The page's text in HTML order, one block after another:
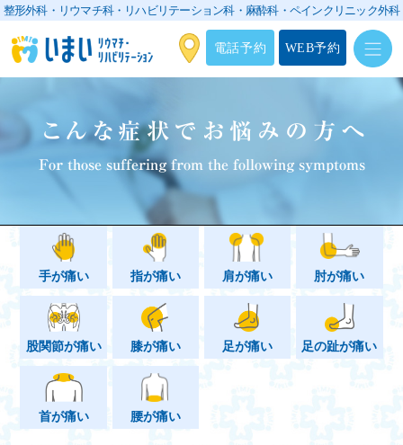
整形外科・リウマチ科・リハビリテーション科・ 麻酔科・ペインクリニック外科
電話予約 WEB予約
こんな症状でお悩みの方へ
For those suffering from the following symptoms
手が痛い 指が痛い 肩が痛い 肘が痛い
股関節が痛い 膝が痛い 足が痛い 足の趾が痛い
首が痛い 腰が痛い